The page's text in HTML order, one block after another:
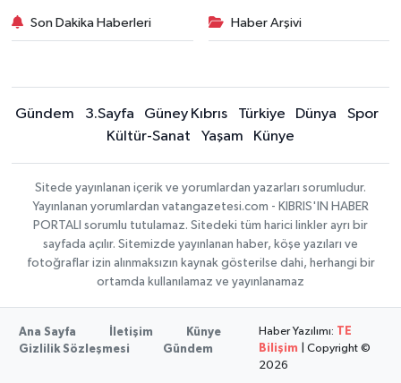
Son Dakika Haberleri Haber Arşivi
Gündem 3.Sayfa Güney Kıbrıs Türkiye Dünya
Spor
Kültür-Sanat
Yaşam Künye
Sitede yayınlanan içerik ve yorumlardan yazarları sorumludur.
Yayınlanan yorumlardan vatangazetesi.com - KIBRIS'IN HABER
PORTALI sorumlu tutulamaz. Sitedeki tüm harici linkler ayrı bir
sayfada açılır. Sitemizde yayınlanan haber, köşe yazıları ve
fotoğraflar izin alınmaksızın kaynak gösterilse dahi, herhangi bir
ortamda kullanılamaz ve yayınlanamaz
Ana Sayfa İletişim
Künye
Gizlilik Sözleşmesi
Gündem
Haber Yazılımı: TE
Bilişim | Copyright ©
2026